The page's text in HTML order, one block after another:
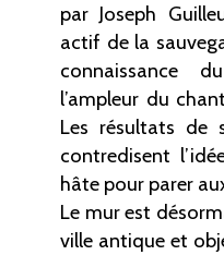
par Joseph
actif de la
connaissance
l’ampleur du
Les résultats de
contredisent
hâte pour parer
Le mur est
ville antique et